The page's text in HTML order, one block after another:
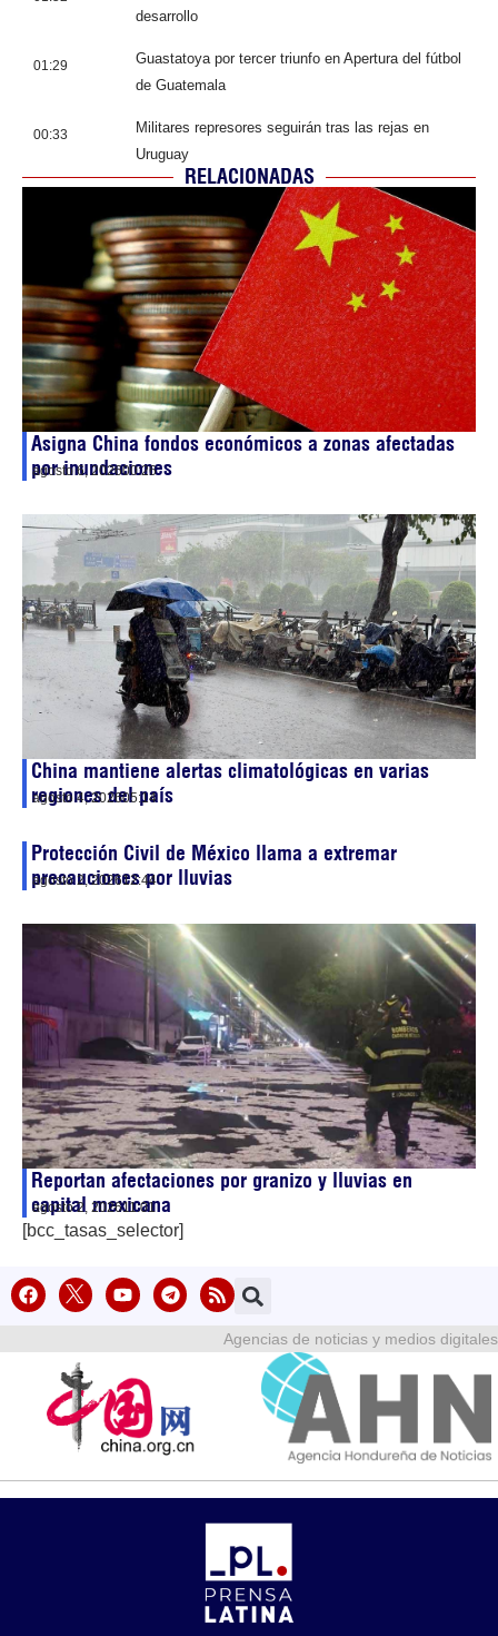
desarrollo
01:29
Guastatoya por tercer triunfo en Apertura del fútbol
de Guatemala
00:33
Militares represores seguirán tras las rejas en
Uruguay
RELACIONADAS
Asigna China fondos económicos a zonas afectadas
por inundaciones
agosto 6, 202600:26
China mantiene alertas climatológicas en varias
regiones del país
agosto 4, 202605:14
Protección Civil de México llama a extremar
precauciones por lluvias
agosto 2, 202612:44
Reportan afectaciones por granizo y lluvias en
capital mexicana
agosto 2, 202611:01
[bcc_tasas_selector]
Agencias de noticias y medios digitales